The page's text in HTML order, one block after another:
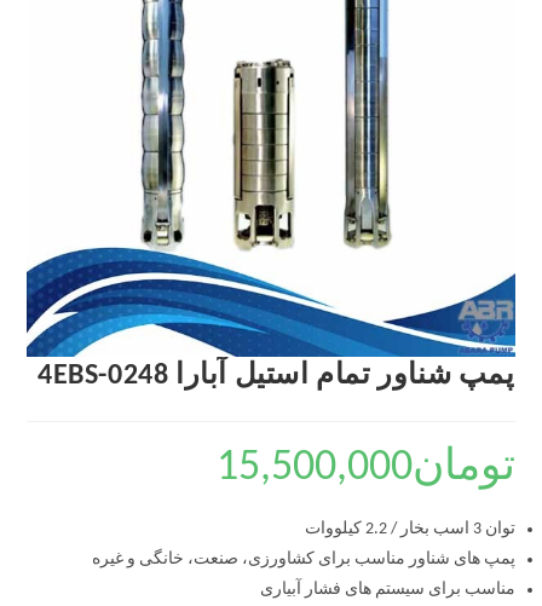
پمپ شناور تمام استیل آبارا 4EBS-0248
تومان15,500,000
توان 3 اسب بخار / 2.2 کیلووات
پمپ های شناور مناسب برای کشاورزی، صنعت، خانگی و غیره
مناسب برای سیستم های فشار آبیاری